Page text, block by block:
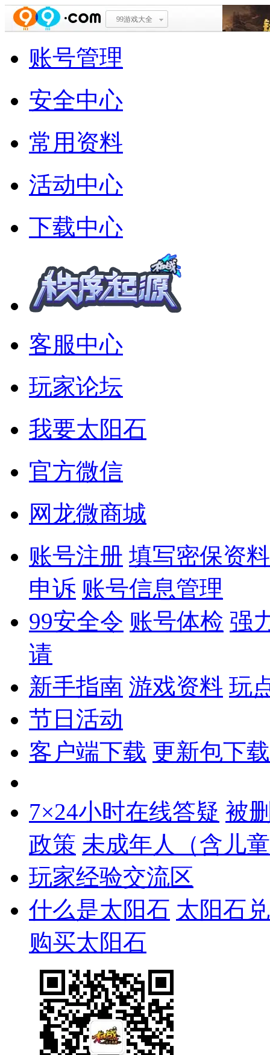
99游戏大全
账号管理
安全中心
常用资料
活动中心
下载中心
客服中心
玩家论坛
我要太阳石
官方微信
网龙微商城
账号注册 填写密保资料
申诉 账号信息管理
99安全令 账号体检 强
请
新手指南 游戏资料 玩
节日活动
客户端下载 更新包下载
7×24小时在线答疑 被
政策 未成年人（含儿
玩家经验交流区
什么是太阳石 太阳石
购买太阳石